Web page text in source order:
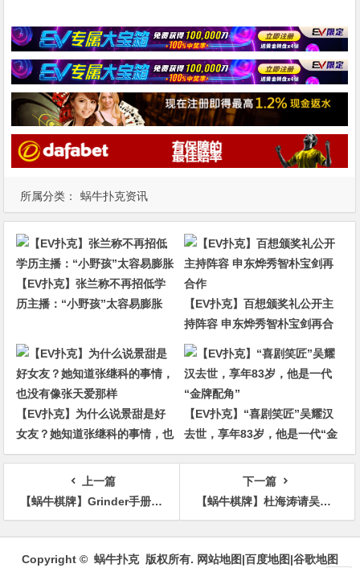
所属分类： 蜗牛扑克资讯
【EV扑克】张兰称不再招低学
历主播：“小野孩”太容易膨胀
【EV扑克】百想颁奖礼公开主
持阵容 申东烨秀智朴宝剑再合
作
【EV扑克】为什么说景甜是好
女友？她知道张继科的事情，也
没有像张天爱那样
【EV扑克】“喜剧笑匠”吴耀汉
去世，享年83岁，他是一代“金
牌配角”
上一篇
【蜗牛棋牌】Grinder手册-21：持续下注-4
下一篇
【蜗牛棋牌】杜海涛请吴亦凡给沈梦辰录祝福 网友：绝世好男友
文
Copyright © 蜗牛扑克 版权所有. 网站地图|百度地图|谷歌地图